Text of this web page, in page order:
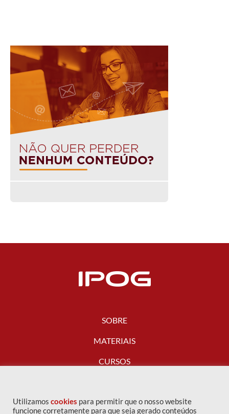
SOBRE
MATERIAIS
CURSOS
FALE CONOSCO
Utilizamos cookies para permitir que o nosso website
funcione corretamente para que seja gerado conteúdos